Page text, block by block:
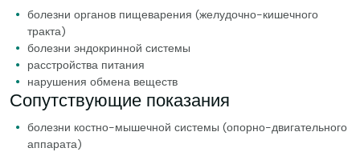
болезни органов пищеварения (желудочно-кишечного
тракта)
болезни эндокринной системы
расстройства питания
нарушения обмена веществ
Сопутствующие показания
болезни костно-мышечной системы (опорно-двигательного
аппарата)